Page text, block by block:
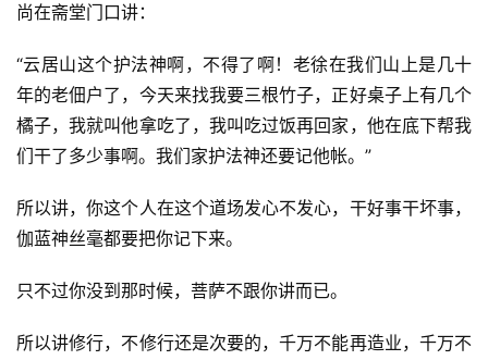
尚在斋堂门口讲：
“云居山这个护法神啊，不得了啊！老徐在我们山上是几十
年的老佃户了，今天来找我要三根竹子，正好桌子上有几个
橘子，我就叫他拿吃了，我叫吃过饭再回家，他在底下帮我
们干了多少事啊。我们家护法神还要记他帐。”
所以讲，你这个人在这个道场发心不发心，干好事干坏事，
伽蓝神丝毫都要把你记下来。
只不过你没到那时候，菩萨不跟你讲而已。
所以讲修行，不修行还是次要的，千万不能再造业，千万不